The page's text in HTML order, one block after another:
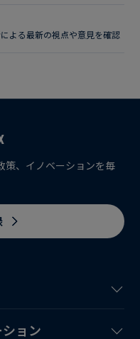
よる最新の視点や意見を確認
ョン
策、イノベーションを毎